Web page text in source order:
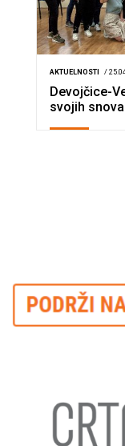
AKTUELNOSTI /
Devojčice-
svojih snova